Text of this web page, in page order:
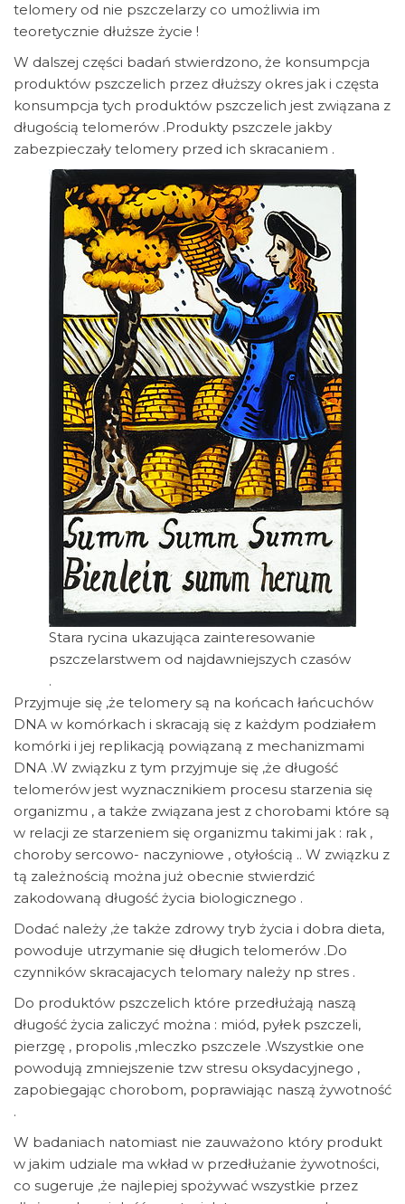
telomery od nie pszczelarzy co umożliwia im
teoretycznie dłuższe życie !
W dalszej części badań stwierdzono, że konsumpcja
produktów pszczelich przez dłuższy okres jak i częsta
konsumpcja tych produktów pszczelich jest związana z
długością telomerów .Produkty pszczele jakby
zabezpieczały telomery przed ich skracaniem .
Stara rycina ukazująca zainteresowanie
pszczelarstwem od najdawniejszych czasów
.
Przyjmuje się ,że telomery są na końcach łańcuchów
DNA w komórkach i skracają się z każdym podziałem
komórki i jej replikacją powiązaną z mechanizmami
DNA .W związku z tym przyjmuje się ,że długość
telomerów jest wyznacznikiem procesu starzenia się
organizmu , a także związana jest z chorobami które są
w relacji ze starzeniem się organizmu takimi jak : rak ,
choroby sercowo- naczyniowe , otyłością .. W związku z
tą zależnością można już obecnie stwierdzić
zakodowaną długość życia biologicznego .
Dodać należy ,że także zdrowy tryb życia i dobra dieta,
powoduje utrzymanie się długich telomerów .Do
czynników skracajacych telomary należy np stres .
Do produktów pszczelich które przedłużają naszą
długość życia zaliczyć można : miód, pyłek pszczeli,
pierzgę , propolis ,mleczko pszczele .Wszystkie one
powodują zmniejszenie tzw stresu oksydacyjnego ,
zapobiegając chorobom, poprawiając naszą żywotność
.
W badaniach natomiast nie zauważono który produkt
w jakim udziale ma wkład w przedłużanie żywotności,
co sugeruje ,że najlepiej spożywać wszystkie przez